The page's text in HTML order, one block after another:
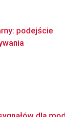
podejście